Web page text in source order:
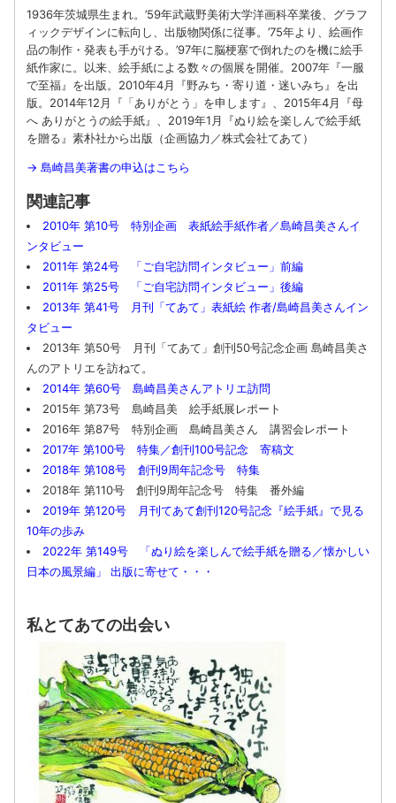
1936年茨城県生まれ。’59年武蔵野美術大学洋画科卒業後、グラフ
ィックデザインに転向し、出版物関係に従事。’75年より、絵画作
品の制作・発表も手がける。’97年に脳梗塞で倒れたのを機に絵手
紙作家に。以来、絵手紙による数々の個展を開催。2007年『一服
で至福』を出版。2010年4月『野みち・寄り道・迷いみち』を出
版。2014年12月『「ありがとう」を申します』、2015年4月『母
へ ありがとうの絵手紙』、2019年1月『ぬり絵を楽しんで絵手紙
を贈る』素朴社から出版（企画協力／株式会社てあて）
→ 島崎昌美著書の申込はこちら
関連記事
2010年 第10号 特別企画 表紙絵手紙作者／島崎昌美さんイ
ンタビュー
2011年 第24号 「ご自宅訪問インタビュー」前編
2011年 第25号 「ご自宅訪問インタビュー」後編
2013年 第41号 月刊「てあて」表紙絵 作者/島崎昌美さんイン
タビュー
2013年 第50号 月刊「てあて」創刊50号記念企画 島崎昌美さ
んのアトリエを訪ねて。
2014年 第60号 島崎昌美さんアトリエ訪問
2015年 第73号 島崎昌美 絵手紙展レポート
2016年 第87号 特別企画 島崎昌美さん 講習会レポート
2017年 第100号 特集／創刊100号記念 寄稿文
2018年 第108号 創刊9周年記念号 特集
2018年 第110号 創刊9周年記念号 特集 番外編
2019年 第120号 月刊てあて創刊120号記念『絵手紙』で見る
10年の歩み
2022年 第149号 「ぬり絵を楽しんで絵手紙を贈る／懐かしい
日本の風景編」 出版に寄せて・・・
私とてあての出会い